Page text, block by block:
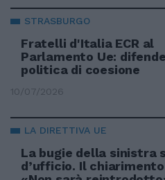
STRASBURGO
Fratelli d'Italia ECR al
Parlamento Ue:
politica di coesione
10/07/2026
LA DIRETTIVA UE
La bugie della sinistra
d’ufficio. Il chiarimento